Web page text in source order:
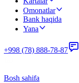
Omonatlar
Bank haqida
Yana
+998 (78) 888-78-87
Bosh sahifa